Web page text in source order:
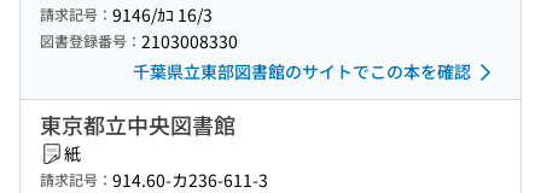
請求記号： 9146/ｶｺ 16/3
図書登録番号： 2103008330
千葉県立東部図書館のサイトでこの本を確認
東京都立中央図書館
紙
請求記号： 914.60-カ236-611-3